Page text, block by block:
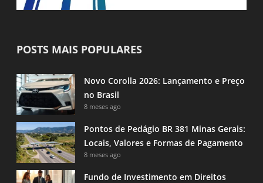
POSTS MAIS POPULARES
Novo Corolla 2026: Lançamento e Preço
no Brasil
8 meses ago
Pontos de Pedágio BR 381 Minas Gerais:
Locais, Valores e Formas de Pagamento
8 meses ago
Fundo de Investimento em Direitos